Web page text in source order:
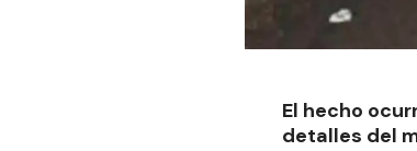
El hecho
detalles del